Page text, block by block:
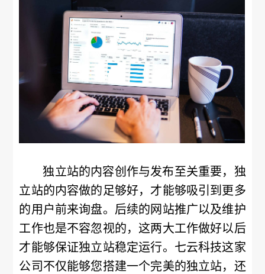
独立站的内容创作与发布至关重要，独
立站的内容做的足够好，才能够吸引到更多
的用户前来询盘。后续的网站推广以及维护
工作也是不容忽视的，这两大工作做好以后
才能够保证独立站稳定运行。七云科技这家
公司不仅能够您搭建一个完美的独立站，还